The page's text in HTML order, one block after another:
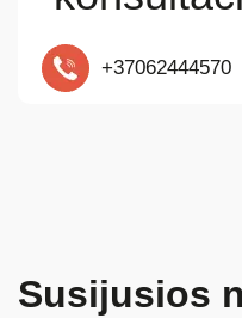
+37062444570
Susijusios